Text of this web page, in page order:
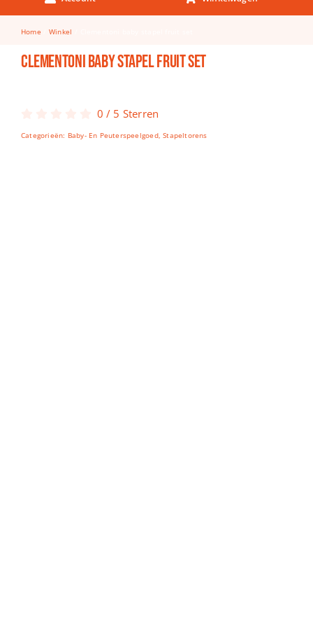
Keuken & Tafelen
Kinderfietsen
Knutselen
Spellen
Home Winkel
Clementoni baby stapel fruit set
0 / 5 Sterren
Categorieën: Baby- En Peuterspeelgoed,Stapeltorens